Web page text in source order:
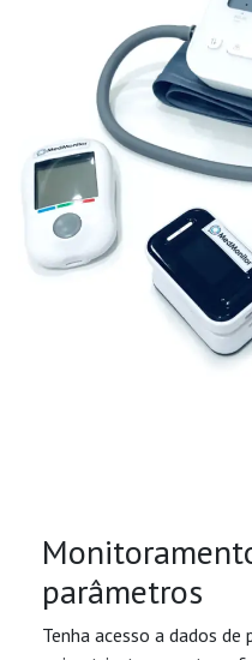
parâmetros
Tenha acesso a dados